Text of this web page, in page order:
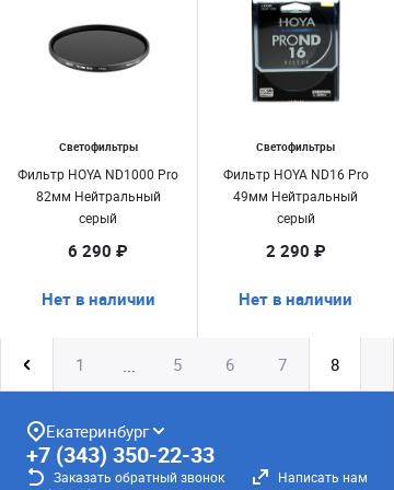
Светофильтры
Фильтр HOYA ND1000 Pro
82мм Нейтральный
серый
6 290 ₽
Нет в наличии
Светофильтры
Фильтр HOYA ND16 Pro
49мм Нейтральный
серый
2 290 ₽
Нет в наличии
1 ... 5 6 7 8
Екатеринбург
+7 (343) 350-22-33
Заказать обратный звонок Написать нам